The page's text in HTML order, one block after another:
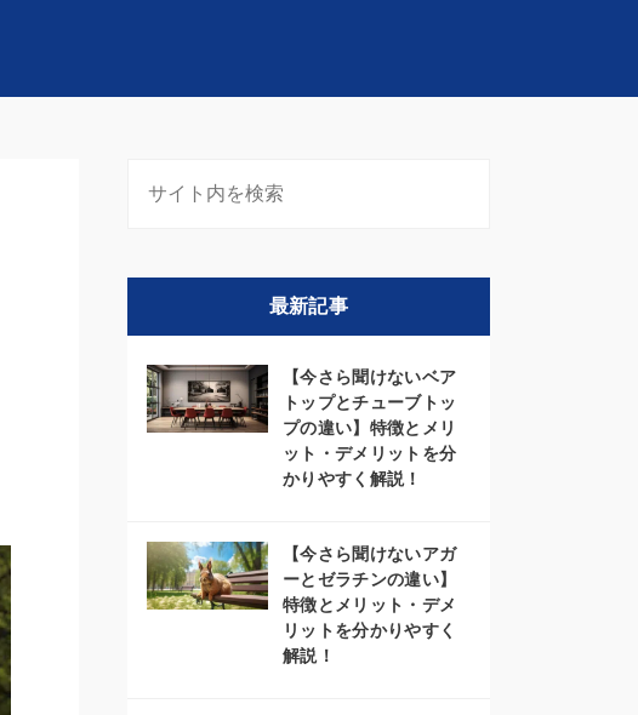
最新記事
【今さら聞けないベア
トップとチューブトッ
プの違い】特徴とメリ
ット・デメリットを分
かりやすく解説！
【今さら聞けないアガ
ーとゼラチンの違い】
特徴とメリット・デメ
リットを分かりやすく
解説！